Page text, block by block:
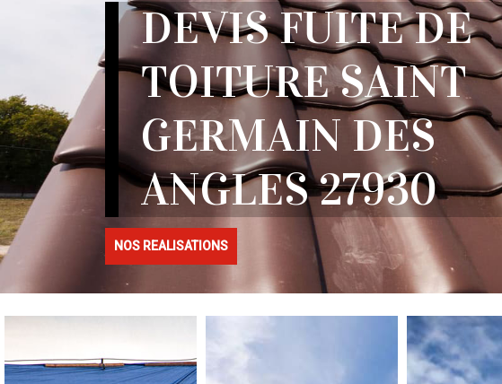
DEVIS FUITE DE
TOITURE SAINT
GERMAIN DES
ANGLES 27930
NOS REALISATIONS